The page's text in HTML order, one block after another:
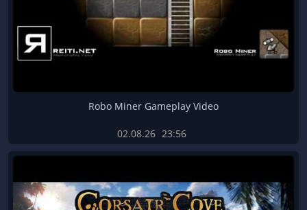
Robo Miner Gameplay Video
02.08.26 23:56